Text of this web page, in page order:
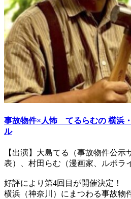
事故物件×人怖 てるらむの 横浜
ル
【出演】大島てる（事故物件公示
表）、村田らむ（漫画家、ルポラ
好評により第4回目が開催決定！
横浜（神奈川）にまつわる事故物